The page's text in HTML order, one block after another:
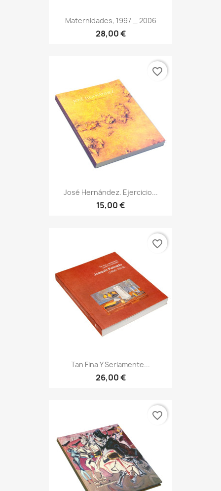
Maternidades, 1997 _ 2006
28,00 €
José Hernández. Ejercicio...
15,00 €
favorite_border
Tan Fina Y Seriamente...
26,00 €
favorite_border
favorite_border